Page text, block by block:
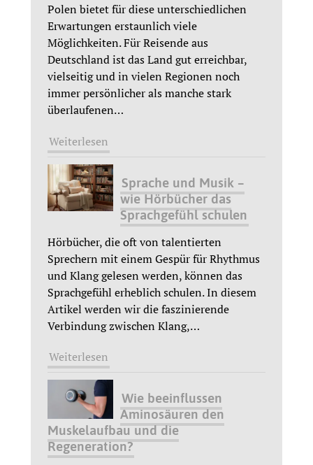
Polen bietet für diese unterschiedlichen
Erwartungen erstaunlich viele
Möglichkeiten. Für Reisende aus
Deutschland ist das Land gut erreichbar,
vielseitig und in vielen Regionen noch
immer persönlicher als manche stark
überlaufenen…
Weiterlesen
Sprache und Musik –
wie Hörbücher das
Sprachgefühl schulen
Hörbücher, die oft von talentierten
Sprechern mit einem Gespür für Rhythmus
und Klang gelesen werden, können das
Sprachgefühl erheblich schulen. In diesem
Artikel werden wir die faszinierende
Verbindung zwischen Klang,…
Weiterlesen
Wie beeinflussen
Aminosäuren den
Muskelaufbau und die
Regeneration?